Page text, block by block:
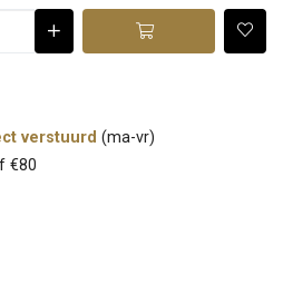
verstuurd (ma-vr)
€80